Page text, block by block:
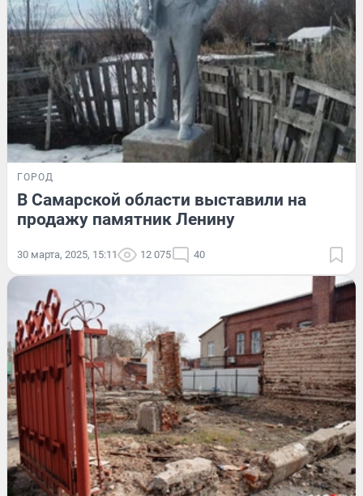
ГОРОД
В Самарской области выставили на
продажу памятник Ленину
30 марта, 2025, 15:11 12 075 40